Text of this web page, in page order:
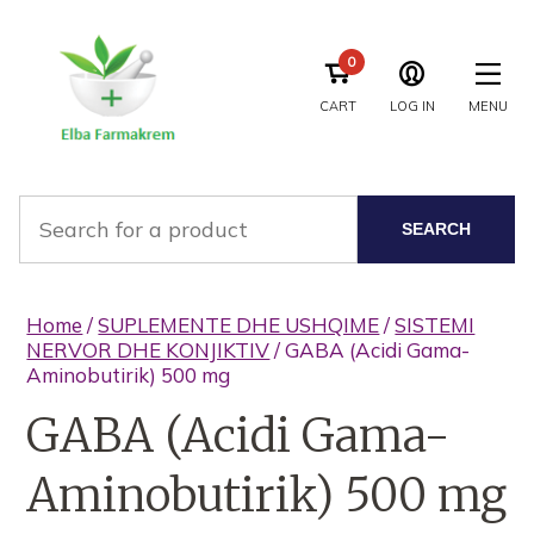
CART
0
LOG IN MENU
SEARCH
Home /SUPLEMENTE DHE USHQIME/SISTEMI
NERVOR DHE KONJIKTIV/ GABA (Acidi Gama-
Aminobutirik) 500 mg
GABA (Acidi Gama-
Aminobutirik) 500 mg